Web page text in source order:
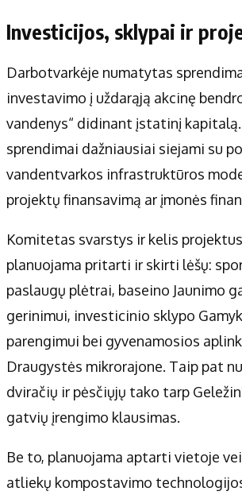
Investicijos, sklypai ir
Darbotvarkėje numatytas
investavimo į uždarąją akcinę
vandenys“ didinant įstatinį
sprendimai dažniausiai siejami su
vandentvarkos infrastruktūros
projektų finansavimą ar įmonės
Komitetas svarstys ir kelis
planuojama pritarti ir skirti lėšų:
paslaugų plėtrai, baseino Jaunimo
gerinimui, investicinio sklypo
parengimui bei gyvenamosios
Draugystės mikrorajone. Taip pat
dviračių ir pėsčiųjų tako tarp
gatvių įrengimo klausimas.
Be to, planuojama aptarti vietoje
atliekų kompostavimo